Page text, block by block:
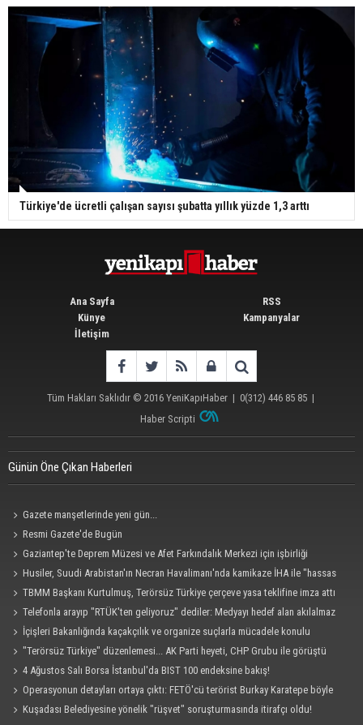
Türkiye'de ücretli çalışan sayısı şubatta yıllık yüzde 1,3 arttı
Ana Sayfa
Künye
İletişim
RSS
Kampanyalar
Tüm Hakları Saklıdır © 2016 YeniKapıHaber| 0(312) 446 85 85|
Haber Scripti
Günün Öne Çıkan Haberleri
Gazete manşetlerinde yeni gün...
Resmi Gazete'de Bugün
Gaziantep'te Deprem Müzesi ve Afet Farkındalık Merkezi için işbirliği
protokolü imzalandı
Husiler, Suudi Arabistan'ın Necran Havalimanı'nda kamikaze İHA ile "hassas
bir hedefi" vurduklarını açıkladı
TBMM Başkanı Kurtulmuş, Terörsüz Türkiye çerçeve yasa teklifine imza attı
Telefonla arayıp "RTÜK'ten geliyoruz" dediler: Medyayı hedef alan akılalmaz
tuzak ifşa oldu
İçişleri Bakanlığında kaçakçılık ve organize suçlarla mücadele konulu
güvenlik toplantısı yapıldı
"Terörsüz Türkiye" düzenlemesi... AK Parti heyeti, CHP Grubu ile görüştü
4 Ağustos Salı Borsa İstanbul'da BIST 100 endeksine bakış!
Operasyonun detayları ortaya çıktı: FETÖ'cü terörist Burkay Karatepe böyle
yakalandı!
Kuşadası Belediyesine yönelik "rüşvet" soruşturmasında itirafçı oldu!